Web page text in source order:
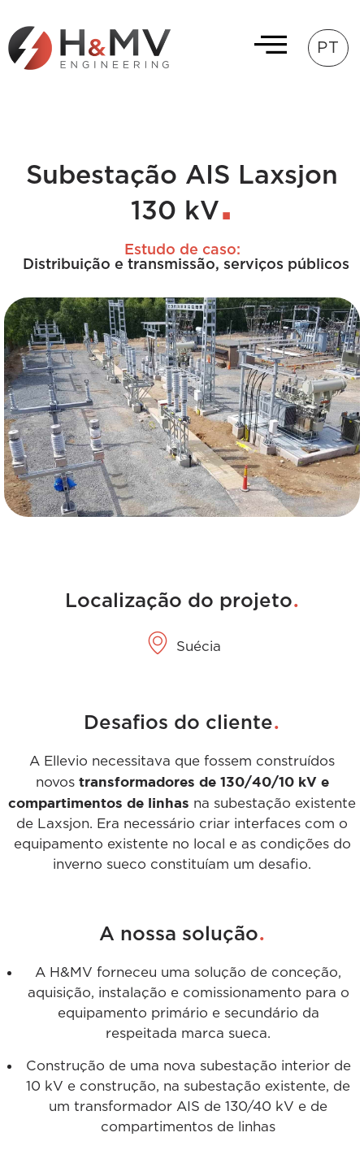
PT
Subestação AIS Laxsjon
130 kV
Estudo de caso:
Distribuição e transmissão, serviços públicos
Localização do projeto.
Suécia
Desafios do cliente.
A Ellevio necessitava que fossem construídos
novos transformadores de 130/40/10 kV e
compartimentos de linhas na subestação existente
de Laxsjon. Era necessário criar interfaces com o
equipamento existente no local e as condições do
inverno sueco constituíam um desafio.
A nossa solução.
A H&MV forneceu uma solução de conceção,
aquisição, instalação e comissionamento para o
equipamento primário e secundário da
respeitada marca sueca.
Construção de uma nova subestação interior de
10 kV e construção, na subestação existente, de
um transformador AIS de 130/40 kV e de
compartimentos de linhas